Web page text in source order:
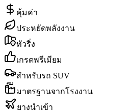
คุ้มค่า
ประหยัดพลังงาน
ทัวริ่ง
เกรดพรีเมียม
สำหรับรถ SUV
มาตรฐานจากโรงงาน
ยางนำเข้า